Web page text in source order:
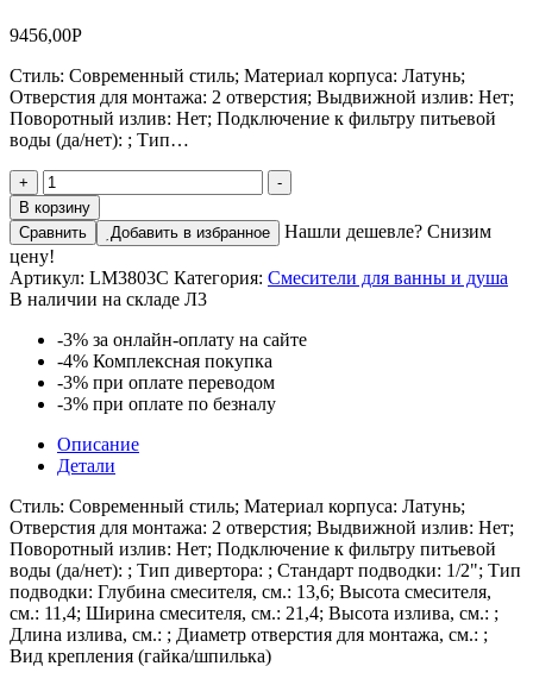
9456,00Р
Стиль: Современный стиль; Материал корпуса: Латунь;
Отверстия для монтажа: 2 отверстия; Выдвижной излив: Нет;
Поворотный излив: Нет; Подключение к фильтру питьевой
воды (да/нет): ; Тип…
+
Количество
товара
Minima
Смеситель
для
душа,
без
излива
лейка,
р/
ОД,
хром,
LM,
LM3803C
-
В корзину
Сравнить
Добавить в избранное
Нашли дешевле? Снизим
цену!
Артикул: LM3803C Категория: Смесители для ванны и душа
В наличии на складе Л3
-3% за онлайн-оплату на сайте
-4% Комплексная покупка
-3% при оплате переводом
-3% при оплате по безналу
Описание
Детали
Стиль: Современный стиль; Материал корпуса: Латунь;
Отверстия для монтажа: 2 отверстия; Выдвижной излив: Нет;
Поворотный излив: Нет; Подключение к фильтру питьевой
воды (да/нет): ; Тип дивертора: ; Стандарт подводки: 1/2"; Тип
подводки: Глубина смесителя, см.: 13,6; Высота смесителя,
см.: 11,4; Ширина смесителя, см.: 21,4; Высота излива, см.: ;
Длина излива, см.: ; Диаметр отверстия для монтажа, см.: ;
Вид крепления (гайка/шпилька)